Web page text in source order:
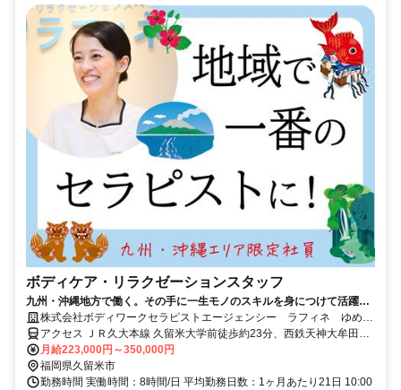
ボディケア・リラクゼーションスタッフ
九州・沖縄地方で働く。その手に一生モノのスキルを身につけて活躍し
てみませんか。
株式会社ボディワークセラピストエージェンシー ラフィネ ゆめタ
ウン久留米店
アクセス ＪＲ久大本線 久留米大学前徒歩約23分、西鉄天神大牟田線
宮の陣徒歩約24分、西鉄甘木線 宮の陣徒歩約24分 最寄駅：久留米大
学前駅
月給223,000円～350,000円
福岡県久留米市
勤務時間 実働時間：8時間/日 平均勤務日数：1ヶ月あたり21日 10:00